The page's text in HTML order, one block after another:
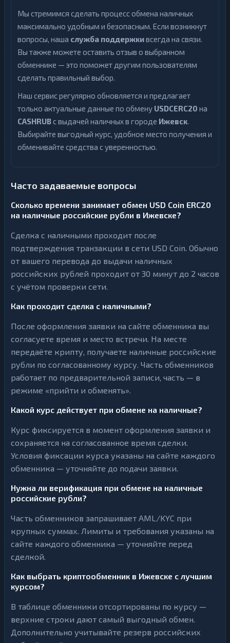
Мы стремимся сделать процесс обмена наличных
максимально удобным и безопасным. Если возникнут
вопросы, наша служба поддержкивсегда на связи.
Вы также можете оставить отзыв о выбранном
обменнике — это поможет другим пользователям
сделать правильный выбор.
Наш сервис регулярно обновляется и предлагает
только актуальные данные по обмену USDCERC20 на
CASHRUBс выдачей наличных в городе Ижевск.
Выбирайте выгодный курс, удобное место получения и
обменивайте средства с уверенностью.
Часто задаваемые вопросы
Сколько времени занимает обмен USD Coin ERC20
на наличные российские рубли в Ижевске?
Сделка с наличными проходит после
подтверждения транзакции в сети USD Coin. Обычно
от вашего перевода до выдачи наличных
российских рублей проходит от 30 минут до 2 часов
с учётом проверки сети.
Как проходит сделка с наличными?
После оформления заявки на сайте обменника вы
согласуете время и место встречи. На месте
передаёте крипту, получаете наличные российские
рубли по согласованному курсу. Часть обменников
работает по предварительной записи, часть — в
режиме «прийти и обменять».
Какой курс действует при обмене на наличные?
Курс фиксируется в момент оформления заявки и
сохраняется на согласованное время сделки.
Условия фиксации курса указаны на сайте каждого
обменника — уточняйте до подачи заявки.
Нужна ли верификация при обмене на наличные
российские рубли?
Часть обменников запрашивает AML/KYC при
крупных суммах. Лимиты и требования указаны на
сайте каждого обменника — уточняйте перед
сделкой.
Как выбрать криптообменник в Ижевске с лучшим
курсом?
В таблице обменники отсортированы по курсу —
верхние строки дают самый выгодный обмен.
Дополнительно учитывайте резерв российских